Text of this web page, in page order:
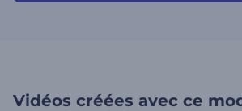
Vidéos créées avec ce